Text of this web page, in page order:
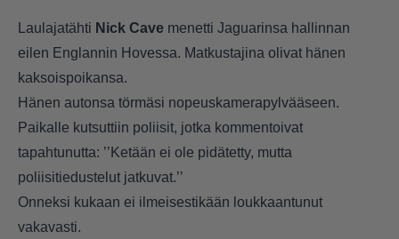
Laulajatähti Nick Cave menetti Jaguarinsa hallinnan
eilen Englannin Hovessa. Matkustajina olivat hänen
kaksoispoikansa.
Hänen autonsa törmäsi nopeuskamerapylvääseen.
Paikalle kutsuttiin poliisit, jotka kommentoivat
tapahtunutta: ’’Ketään ei ole pidätetty, mutta
poliisitiedustelut jatkuvat.’’
Onneksi kukaan ei ilmeisestikään loukkaantunut
vakavasti.